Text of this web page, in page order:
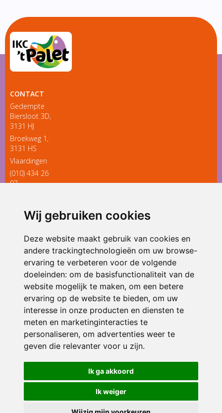
Wij gebruiken cookies
Deze website maakt gebruik van cookies en
andere trackingtechnologieën om uw browse-
ervaring te verbeteren voor de volgende
doeleinden: om de basisfunctionaliteit van de
website mogelijk te maken, om een betere
ervaring op de website te bieden, om uw
interesse in onze producten en diensten te
meten en marketinginteracties te
personaliseren, om advertenties weer te
geven die relevanter voor u zijn.
Ik ga akkoord
Ik weiger
CONTACT
Gedempte
Biersloot 3D,
3131 HJ
Broekweg 1,
3131 HS
Vlaardingen
(010) 434 26
97
ONDERDEEL VAN
© 2026 IKC ’t Palet | Alle rechten voorbehouden
Privacy policy|Disclaimer| Klachtenregeling|RSIN en Anbi
voorkeuren
Crealisatie The MindOffice